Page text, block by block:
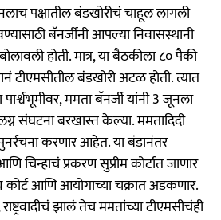
पक्षातील बंडखोरीचं चाहूल लागली
बॅनर्जींनी आपल्या निवासस्थानी
होती. मात्र, या बैठकीला ८० पैकी
टीएमसीतील बंडखोरी अटळ होती. त्यात
ममता बॅनर्जी यांनी 3 जूनला
संघटना बरखास्त केल्या. ममतादिदी
करणार आहेत. या बंडानंतर
चिन्हाचं प्रकरण सुप्रीम कोर्टात जाणार
आणि आयोगाच्या चक्रात अडकणार.
राष्ट्रवादीचं झालं तेच ममतांच्या टीएमसीचंही